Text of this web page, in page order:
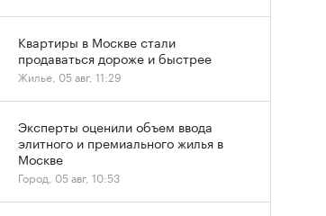
Квартиры в Москве стали
продаваться дороже и быстрее
Жилье, 05 авг, 11:29
Эксперты оценили объем ввода
элитного и премиального жилья в
Москве
Город, 05 авг, 10:53